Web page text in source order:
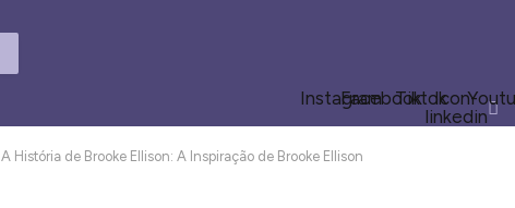
InstagramFacebookTiktokIcon-
linkedin
A História de Brooke Ellison: A Inspiração de Brooke Ellison